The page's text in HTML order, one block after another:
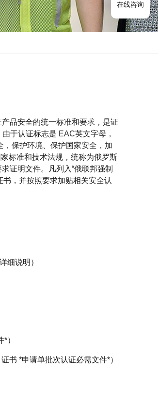
品安全的统一标准和要求，是证
于认证标志是 EAC英文字母，
保护环境、保护国家安全，加
标准和技术法规，统称为俄罗斯
证明文件。凡列入“俄联邦强制
，并按照要求加贴相关安全认
细说明）
）
书 *申请单批次认证必需文件*）
在线咨询